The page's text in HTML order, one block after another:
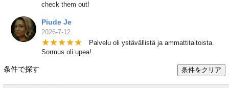
check them out!
Piude Je
2026-7-12
★★★★★ Palvelu oli ystävällistä ja ammattitaitoista.
Sormus oli upea!
条件で探す 条件をクリア